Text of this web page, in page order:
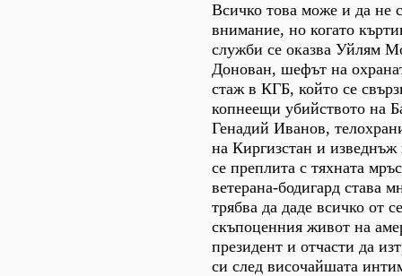
Всичко това може и да не
внимание, но когато
служби се оказва Уйлям
Донован, шефът на
стаж в КГБ, който се
копнеещи убийството на
Генадий Иванов,
на Киргизстан и
се преплита с тяхната
ветерана-бодигард става
трябва да даде всичко от
скъпоценния живот на
президент и отчасти да
си след височайшата